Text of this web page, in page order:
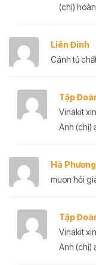
(chị)
Liên Đinh
Cánh tủ
Tập
Vinakit
Anh (chị)
Hà Phương
muon hỏi
Tập
Vinakit
Anh (chị)